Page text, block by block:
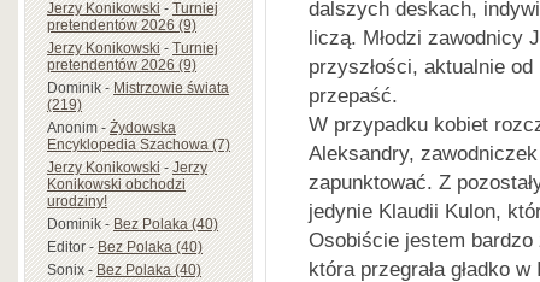
Jerzy Konikowski-Turniej
pretendentów 2026 (9)
Jerzy Konikowski-Turniej
pretendentów 2026 (9)
Dominik-Mistrzowie świata
(219)
Anonim-Żydowska
Encyklopedia Szachowa (7)
Jerzy Konikowski-Jerzy
Konikowski obchodzi
urodziny!
Dominik-Bez Polaka (40)
Editor-Bez Polaka (40)
Sonix-Bez Polaka (40)
dalszych deskach,
liczą. Młodzi zawodnicy
przyszłości, aktualnie
przepaść.
W przypadku kobiet
Aleksandry,
zapunktować. Z
jedynie Klaudii Kulon,
Osobiście jestem bardzo
która przegrała gładko